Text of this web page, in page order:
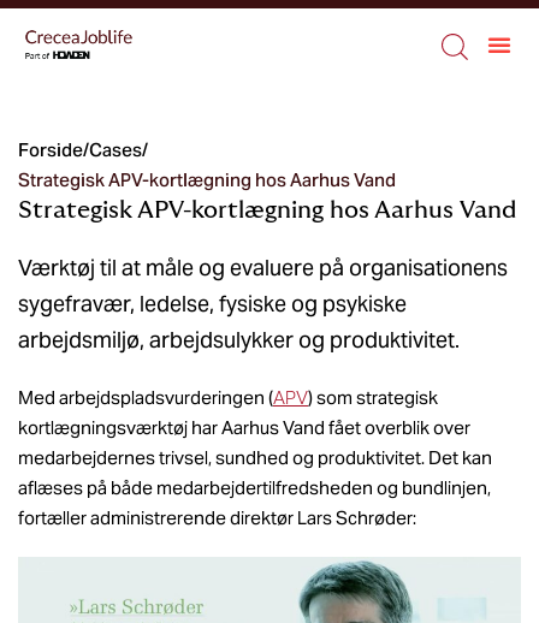
Forside/Cases/
Strategisk APV-kortlægning hos Aarhus Vand
Strategisk APV-kortlægning hos Aarhus Vand
Værktøj til at måle og evaluere på organisationens
sygefravær, ledelse, fysiske og psykiske
arbejdsmiljø, arbejdsulykker og produktivitet.
Med arbejdspladsvurderingen (APV) som strategisk
kortlægningsværktøj har Aarhus Vand fået overblik over
medarbejdernes trivsel, sundhed og produktivitet. Det kan
aflæses på både medarbejdertilfredsheden og bundlinjen,
fortæller administrerende direktør Lars Schrøder: